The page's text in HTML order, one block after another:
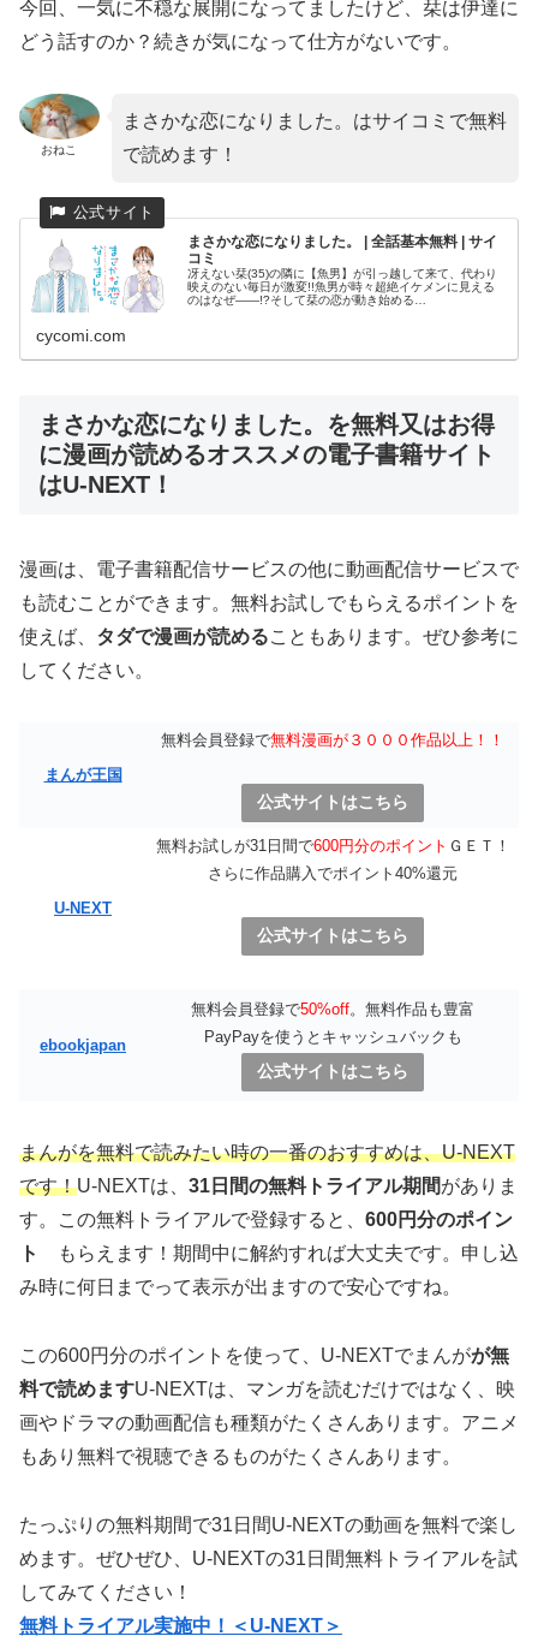
今回、一気に不穏な展開になってましたけど、栞は伊達に
どう話すのか？続きが気になって仕方がないです。
おねこ
まさかな恋になりました。はサイコミで無料
で読めます！
まさかな恋になりました。 | 全話基本無料 | サイ
コミ
冴えない栞(35)の隣に【魚男】が引っ越して来て、代わり
映えのない毎日が激変!!魚男が時々超絶イケメンに見える
のはなぜ――!?そして栞の恋が動き始める…
cycomi.com
まさかな恋になりました。を無料又はお得
に漫画が読めるオススメの電子書籍サイト
はU-NEXT！
漫画は、電子書籍配信サービスの他に動画配信サービスで
も読むことができます。無料お試しでもらえるポイントを
使えば、 タダで漫画が読めることもあります。ぜひ参考に
してください。
まんが王国
無料会員登録で無料漫画が３０００作品以上！！
公式サイトはこちら
U-NEXT
無料お試しが31日間で600円分のポイント ＧＥＴ！
さらに作品購入でポイント40%還元
公式サイトはこちら
ebookjapan
無料会員登録で50%off。無料作品も豊富
PayPayを使うとキャッシュバックも
公式サイトはこちら
まんがを無料で読みたい時の一番のおすすめは、U-NEXT
です！U-NEXTは、 31日間の無料トライアル期間がありま
す。この無料トライアルで登録すると、 600円分のポイン
ト
もらえます！期間中に解約すれば大丈夫です。申し込
み時に何日までって表示が出ますので安心ですね。
この600円分のポイントを使って、U-NEXTでまんがが無
料で読めますU-NEXTは、マンガを読むだけではなく、映
画やドラマの動画配信も種類がたくさんあります。アニメ
もあり無料で視聴できるものがたくさんあります。
たっぷりの無料期間で31日間U-NEXTの動画を無料で楽し
めます。ぜひぜひ、U-NEXTの31日間無料トライアルを試
してみてください！
無料トライアル実施中！＜U-NEXT＞